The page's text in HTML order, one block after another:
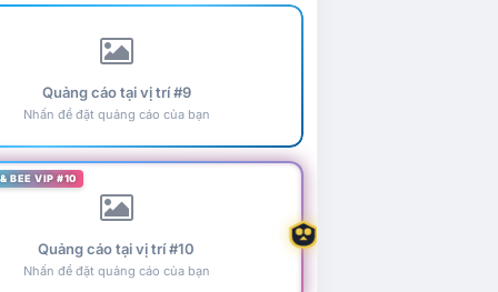
Quảng cáo tại vị trí #9
Nhấn để đặt quảng cáo của bạn
BEE VIP #10
Quảng cáo tại vị trí #10
Nhấn để đặt quảng cáo của bạn